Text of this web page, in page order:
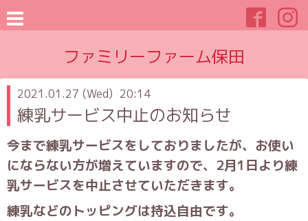
ファミリーファーム保田
2021.01.27 (Wed) 20:14
練乳サービス中止のお知らせ
今まで練乳サービスをしておりましたが、 お使い
にならない方が増えていますので、 2月1 日より練
乳サービスを中止させていただきます。
練乳などのトッピングは持込自由です。